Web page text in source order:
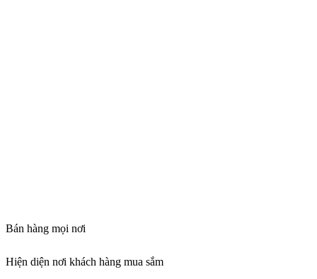
Bán hàng mọi nơi
Hiện diện nơi khách hàng mua sắm